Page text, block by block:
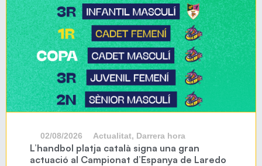
02/08/2026 Actualitat, Darrera hora
L’handbol platja català signa una gran
actuació al Campionat d’Espanya de Laredo